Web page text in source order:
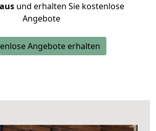
und erhalten Sie kostenlose
Angebote
Angebote erhalten